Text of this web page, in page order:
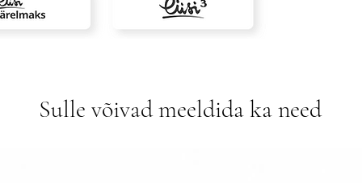
Sulle võivad meeldida ka need